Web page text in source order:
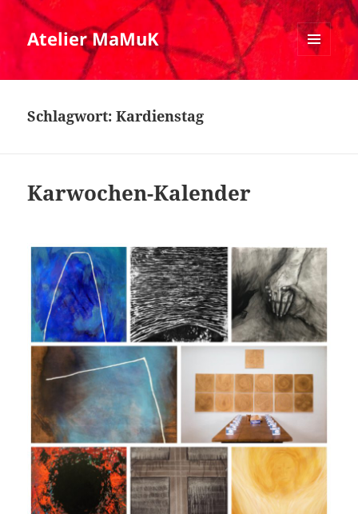
Atelier MaMuK
Schlagwort:Kardienstag
Karwochen-Kalender